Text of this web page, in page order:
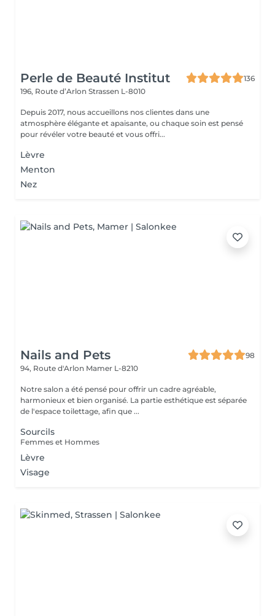
Perle de Beauté Institut
136
196, Route d’Arlon Strassen L-8010
Depuis 2017, nous accueillons nos clientes dans une
atmosphère élégante et apaisante, ou chaque soin est pensé
pour révéler votre beauté et vous offri...
Lèvre
Menton
Nez
Nails and Pets
98
94, Route d'Arlon Mamer L-8210
Notre salon a été pensé pour offrir un cadre agréable,
harmonieux et bien organisé. La partie esthétique est séparée
de l'espace toilettage, afin que ...
Sourcils
Femmes et Hommes
Lèvre
Visage